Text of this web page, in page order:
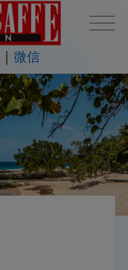
微信